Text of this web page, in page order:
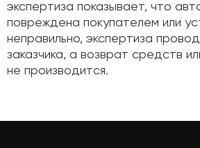
экспертиза показывает, что
повреждена покупателем или
неправильно, экспертиза
заказчика, а возврат средств
не производится.